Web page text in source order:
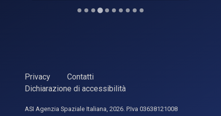
Privacy
Contatti
Dichiarazione di accessibilità
ASI Agenzia Spaziale Italiana, 2026. P.Iva 03638121008